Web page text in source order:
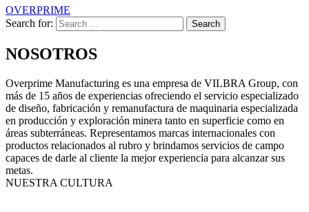
OVERPRIME
Search for:
Search
NOSOTROS
Overprime Manufacturing es una empresa de VILBRA Group, con
más de 15 años de experiencias ofreciendo el servicio especializado
de diseño, fabricación y remanufactura de maquinaria especializada
en producción y exploración minera tanto en superficie como en
áreas subterráneas.​ ​Representamos marcas internacionales con
productos relacionados al rubro y brindamos servicios de campo
capaces de darle al cliente la mejor experiencia para alcanzar sus
metas.
NUESTRA CULTURA